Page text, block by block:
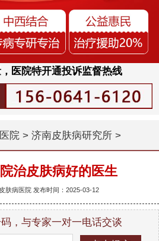
医院特开通投诉监督热线
院> 济南皮肤病研究所>
治皮肤病好的医生
肤病医院 发布时间：2025-03-12
，与专家一对一电话交谈